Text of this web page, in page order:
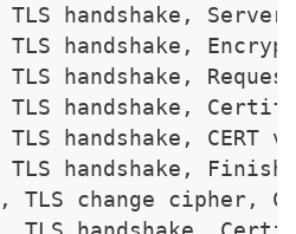
TLS handshake,
TLS handshake,
TLS handshake,
TLS handshake,
TLS handshake, CERT
TLS handshake,
, TLS change cipher,